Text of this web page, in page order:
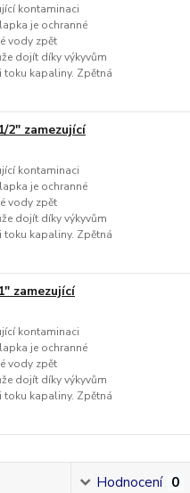
kontaminaci
je ochranné
vody zpět
dojít díky výkyvům
kapaliny. Zpětná
2" zamezující
kontaminaci
je ochranné
vody zpět
dojít díky výkyvům
kapaliny. Zpětná
zamezující
kontaminaci
je ochranné
vody zpět
dojít díky výkyvům
kapaliny. Zpětná
Hodnocení 0